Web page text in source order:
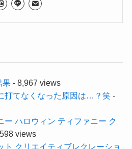
果- 8,967 views
打てなくなった原因は…？笑-
ー ハロウィン ティファニー ク
views
ト クリエイティブレクレーショ